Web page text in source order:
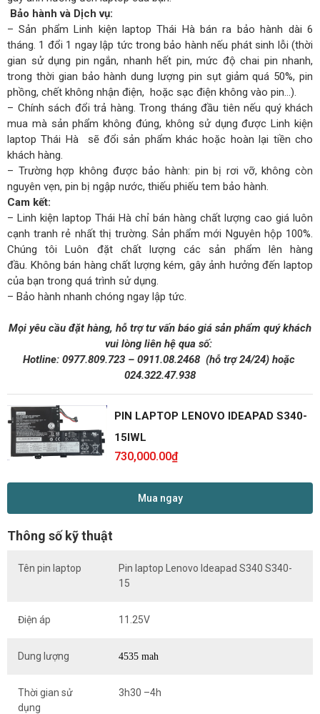
Bảo hành và Dịch vụ:
– Sản phẩm Linh kiện laptop Thái Hà bán ra bảo hành dài 6
tháng. 1 đổi 1 ngay lập tức trong bảo hành nếu phát sinh lỗi (thời
gian sử dụng pin ngắn, nhanh hết pin, mức độ chai pin nhanh,
trong thời gian bảo hành dung lượng pin sụt giảm quá 50%, pin
phồng, chết không nhận điện, hoặc sạc điện không vào pin…).
– Chính sách đổi trả hàng. Trong tháng đầu tiên nếu quý khách
mua mà sản phẩm không đúng, không sử dụng được Linh kiện
laptop Thái Hà sẽ đổi sản phẩm khác hoặc hoàn lại tiền cho
khách hàng.
– Trường hợp không được bảo hành: pin bị rơi vỡ, không còn
nguyên vẹn, pin bị ngập nước, thiếu phiếu tem bảo hành.
Cam kết:
– Linh kiện laptop Thái Hà chỉ bán hàng chất lượng cao giá luôn
cạnh tranh rẻ nhất thị trường. Sản phẩm mới Nguyên hộp 100%.
Chúng tôi Luôn đặt chất lượng các sản phẩm lên hàng
đầu. Không bán hàng chất lượng kém, gây ảnh hưởng đến laptop
của bạn trong quá trình sử dụng.
– Bảo hành nhanh chóng ngay lập tức.
Mọi yêu cầu đặt hàng, hỗ trợ tư vấn báo giá sản phẩm quý khách
vui lòng liên hệ qua số:
Hotline: 0977.809.723– 0911.08.2468 (hỗ trợ 24/24)hoặc
024.322.47.938
PIN LAPTOP LENOVO IDEAPAD S340-
15IWL
730,000.00₫
Mua ngay
Thông số kỹ thuật
Tên pin laptop
Pin laptop Lenovo Ideapad S340 S340-
15
Điện áp 11.25V
Dung lượng 4535 mah
Thời gian sử
dụng
3h30 –4h